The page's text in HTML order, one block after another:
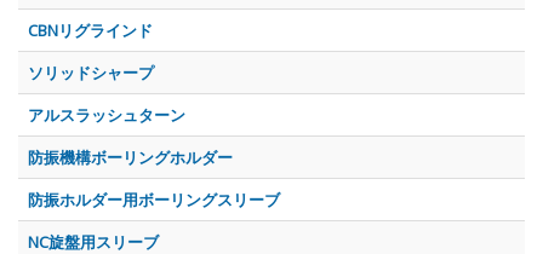
CBNリグラインド
ソリッドシャープ
アルスラッシュターン
防振機構ボーリングホルダー
防振ホルダー用ボーリングスリーブ
NC旋盤用スリーブ